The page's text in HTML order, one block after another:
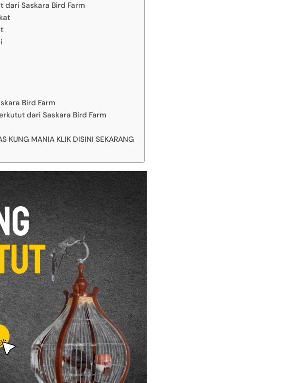
dari Saskara Bird Farm
Bird Farm
dari Saskara Bird Farm
KUNG MANIA KLIK DISINI SEKARANG